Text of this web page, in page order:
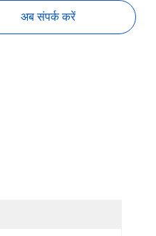
अब संपर्क करें